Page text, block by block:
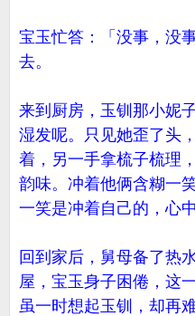
宝玉忙答：「没事，没
去。
来到厨房，玉钏那小妮
湿发呢。只见她歪了头
着，另一手拿梳子梳理
韵味。冲着他俩含糊一
一笑是冲着自己的，心
回到家后，舅母备了热
屋，宝玉身子困倦，这
虽一时想起玉钏，却再